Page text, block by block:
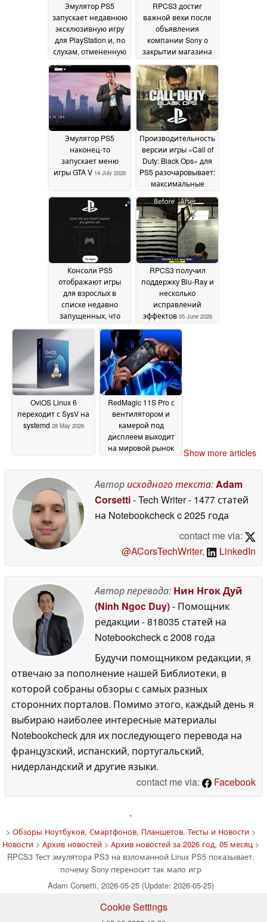
Эмулятор PS5
запускает недавнюю
эксклюзивную игру
для PlayStation и, по
слухам, отмененную
версию для ПК20 July
2026
RPCS3 достиг
важной вехи после
объявления
компании Sony о
закрытии магазина
PS318 July 2026
Эмулятор PS5
наконец-то
запускает меню
игры GTA V 14 July 2026
Производительность
версии игры «Call of
Duty: Black Ops» для
PS5 разочаровывает:
максимальные
параметры
ограничиваются
разрешением 1080p
и частотой
обновления 60 Гц
July 2026
Консоли PS5
отображают игры
для взрослых в
списке недавно
запущенных, что
вызывает опасения
по поводу
безопасности PSN
18
June 2026
RPCS3 получил
поддержку Blu-Ray и
несколько
исправлений
эффектов 05 June 2026
OviOS Linux 6
переходит с SysV на
systemd 28 May 2026
RedMagic 11S Pro с
вентилятором и
камерой под
дисплеем выходит
на мировой рынок
Show more articles
Авторисходного текста:Adam
Corsetti- Tech Writer- 1477 статей
на Notebookcheckc 2025 года
contact me via:
@ACorsTechWriter, LinkedIn
Автор перевода: Нин Нгок Дуй
(Ninh Ngoc Duy)- Помощник
редакции - 818035 статей на
Notebookcheckc 2008 года
Будучи помощником редакции, я
отвечаю за пополнение нашей Библиотеки, в
которой собраны обзоры с самых разных
сторонних порталов. Помимо этого, каждый день я
выбираю наиболее интересные материалы
Notebookcheck для их последующего перевода на
французский, испанский, португальский,
нидерландский и другие языки.
contact me via:
Facebook
'
> Обзоры Ноутбуков, Смартфонов, Планшетов. Тесты и Новости>
Новости> Архив новостей> Архив новостей за 2026 год, 05 месяц>
RPCS3 Тест эмулятора PS3 на взломанной Linux PS5 показывает,
почему Sony переносит так мало игр
Adam Corsetti, 2026-05-25 (Update: 2026-05-25)
Cookie Settings